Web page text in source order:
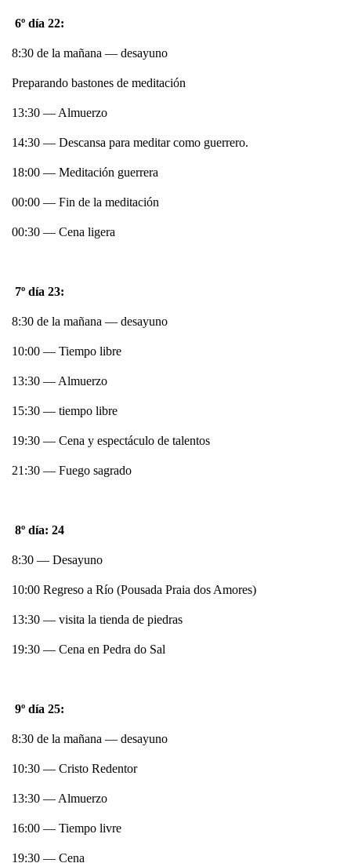
6º día 22:
8:30 de la mañana — desayuno
Preparando bastones de meditación
13:30 — Almuerzo
14:30 — Descansa para meditar como guerrero.
18:00 — Meditación guerrera
00:00 — Fin de la meditación
00:30 — Cena ligera
7º día 23:
8:30 de la mañana — desayuno
10:00 — Tiempo libre
13:30 — Almuerzo
15:30 — tiempo libre
19:30 — Cena y espectáculo de talentos
21:30 — Fuego sagrado
8º día: 24
8:30 — Desayuno
10:00 Regreso a Río (Pousada Praia dos Amores)
13:30 — visita la tienda de piedras
19:30 — Cena en Pedra do Sal
9º día 25:
8:30 de la mañana — desayuno
10:30 — Cristo Redentor
13:30 — Almuerzo
16:00 — Tiempo livre
19:30 — Cena